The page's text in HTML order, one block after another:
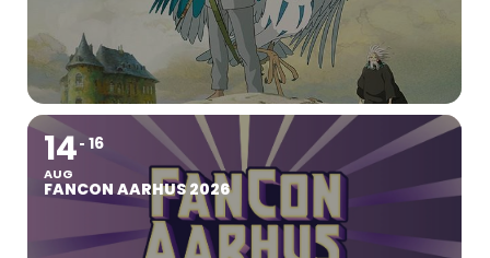
14
AUG
16
FANCON AARHUS 2026